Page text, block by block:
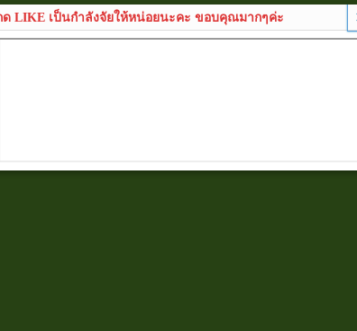
ด LIKE เป็นกำลังจัยให้หน่อยนะคะ ขอบคุณมากๆค่ะ